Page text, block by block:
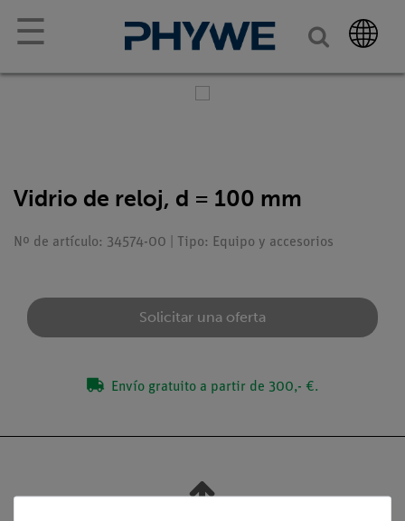
☰
Vidrio de reloj, d = 100 mm
Nº de artículo: 34574-00 | Tipo: Equipo y accesorios
Solicitar una oferta
Envío gratuito a partir de 300,- €.